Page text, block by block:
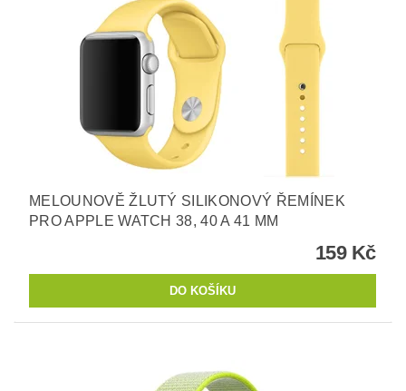
MELOUNOVĚ ŽLUTÝ SILIKONOVÝ ŘEMÍNEK
PRO APPLE WATCH 38, 40 A 41 MM
159 Kč